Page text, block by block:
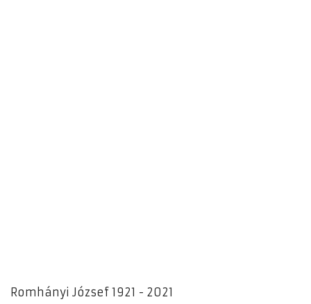
Romhányi József 1921 - 2021